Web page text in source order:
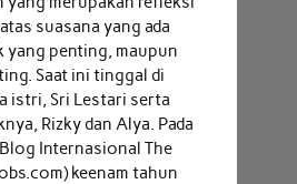
suasana yang ada
yang penting, maupun
Saat ini tinggal di
istri, Sri Lestari serta
Rizky dan Alya. Pada
Internasional The
keenam tahun